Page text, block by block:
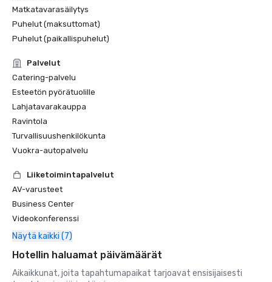
Matkatavarasäilytys
Puhelut (maksuttomat)
Puhelut (paikallispuhelut)
Palvelut
Catering-palvelu
Esteetön pyörätuolille
Lahjatavarakauppa
Ravintola
Turvallisuushenkilökunta
Vuokra-autopalvelu
Liiketoimintapalvelut
AV-varusteet
Business Center
Videokonferenssi
Näytä kaikki (7)
Hotellin haluamat päivämäärät
Aikaikkunat, joita tapahtumapaikat tarjoavat ensisijaisesti